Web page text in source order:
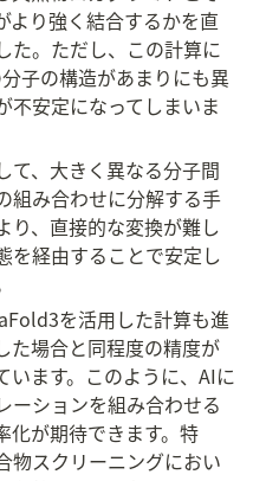
より強く結合するかを直
た。ただし、この計算に
子の構造があまりにも異
不安定になってしまいま
て、大きく異なる分子間
組み合わせに分解する手
り、直接的な変換が難し
を経由することで安定し
を活用した計算も進
た場合と同程度の精度が
います。このように、AIに
ーションを組み合わせる
化が期待できます。特
物スクリーニングにおい